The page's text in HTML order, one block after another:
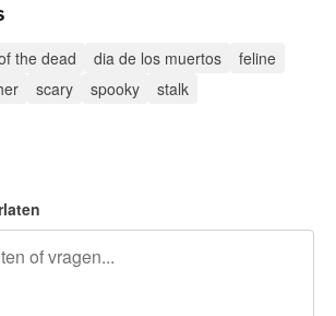
the dead dia de los muertos
feline
scary spooky stalk